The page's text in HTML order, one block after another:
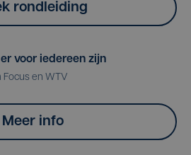
rondleiding
voor iedereen zijn
Focus en WTV
Meer info